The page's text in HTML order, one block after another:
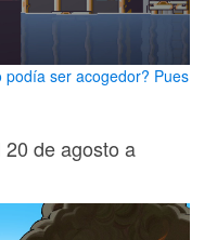
ser acogedor? Pues
de agosto a